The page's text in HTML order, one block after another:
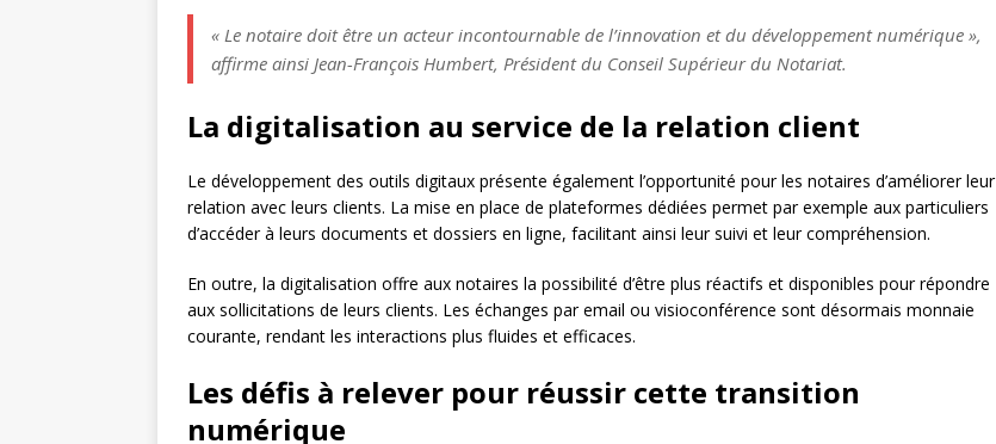
« Le notaire doit être un acteur incontournable de l’innovation et du développement numérique »,
affirme ainsi Jean-François Humbert, Président du Conseil Supérieur du Notariat.
La digitalisation au service de la relation client
Le développement des outils digitaux présente également l’opportunité pour les notaires d’améliorer leur
relation avec leurs clients. La mise en place de plateformes dédiées permet par exemple aux particuliers
d’accéder à leurs documents et dossiers en ligne, facilitant ainsi leur suivi et leur compréhension.
En outre, la digitalisation offre aux notaires la possibilité d’être plus réactifs et disponibles pour répondre
aux sollicitations de leurs clients. Les échanges par email ou visioconférence sont désormais monnaie
courante, rendant les interactions plus fluides et efficaces.
Les défis à relever pour réussir cette transition
numérique